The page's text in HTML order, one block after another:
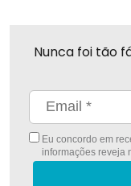
Nunca foi tão
Eu concordo em
informações reveja